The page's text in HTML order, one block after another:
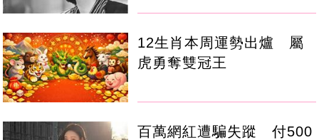
12生肖本周運勢出爐 屬
虎勇奪雙冠王
百萬網紅遭騙失蹤 付500